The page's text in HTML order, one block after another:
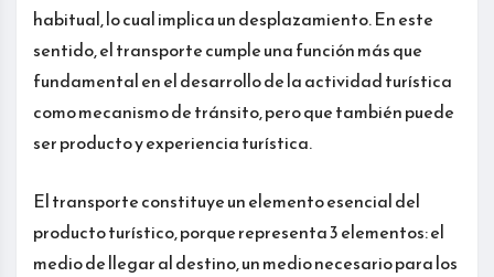
habitual, lo cual implica un desplazamiento. En este
sentido, el transporte cumple una función más que
fundamental en el desarrollo de la actividad turística
como mecanismo de tránsito, pero que también puede
ser producto y experiencia turística.
El transporte constituye un elemento esencial del
producto turístico, porque representa 3 elementos: el
medio de llegar al destino, un medio necesario para los